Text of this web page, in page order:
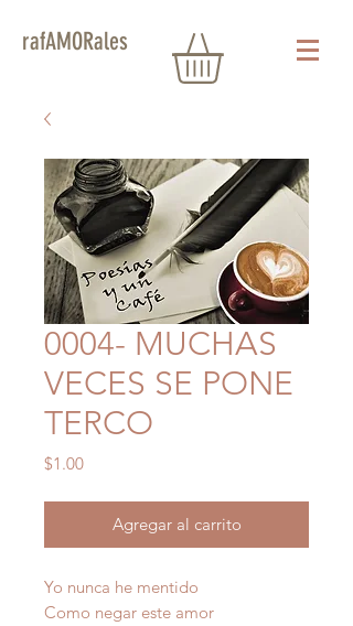
rafAMORales
0004- MUCHAS
VECES SE PONE
TERCO
$1.00Precio
Agregar al carrito
Yo nunca he mentido
Como negar este amor